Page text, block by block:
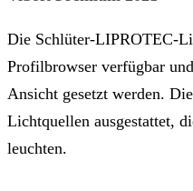
Die Schlüter-LIPROTEC-
Profilbrowser verfügbar
Ansicht gesetzt werden.
Lichtquellen ausgestattet,
leuchten.